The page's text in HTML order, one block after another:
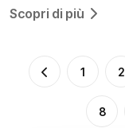
Scopri di più
1 2
8